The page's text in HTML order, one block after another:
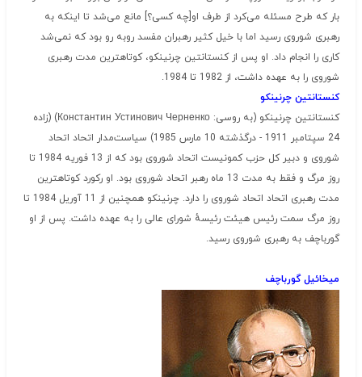
بار که طرح مسئله می‌کرد از طرف او[چه کسی؟] مانع می‌شد تا اینکه به
رهبری شوروی رسید اما با خیل کثیر رهبران مفسد روبه رو بود که نمی‌شد
کاری را انجام داد. او پس از کنستانتین چرنینکو، کوتاهترین مدت رهبری
شوروی را به عهده داشت، از 1982 تا 1984.
کنستانتین چرنینکو
کنستانتین چرنینکو (به روسی: Константин Устинович Черненко) (زاده
24 سپتامبر 1911 - درگذشته 10 مارس 1985) سیاست‌مدار اتحاد اتحاد
شوروی و دبیر کل حزب کمونیست اتحاد شوروی بود که از 13 فوریه 1984 تا
روز مرگ و فقط به مدت 13 ماه رهبر اتحاد شوروی بود. او رکورد کوتاهترین
مدت رهبری اتحاد اتحاد شوروی را دارد. چرنینکو همچنین از 11 آوریل 1984 تا
روز مرگ سمت رئیس هیئت رئیسهٔ شورای عالی را به عهده داشت. پس از او
گورباچف به رهبری شوروی رسید.
میخائیل گورباچف